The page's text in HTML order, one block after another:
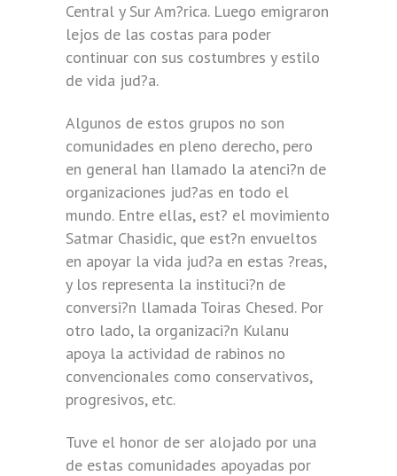
Central y Sur Am?rica. Luego emigraron
lejos de las costas para poder
continuar con sus costumbres y estilo
de vida jud?a.
Algunos de estos grupos no son
comunidades en pleno derecho, pero
en general han llamado la atenci?n de
organizaciones jud?as en todo el
mundo. Entre ellas, est? el movimiento
Satmar Chasidic, que est?n envueltos
en apoyar la vida jud?a en estas ?reas,
y los representa la instituci?n de
conversi?n llamada Toiras Chesed. Por
otro lado, la organizaci?n Kulanu
apoya la actividad de rabinos no
convencionales como conservativos,
progresivos, etc.
Tuve el honor de ser alojado por una
de estas comunidades apoyadas por